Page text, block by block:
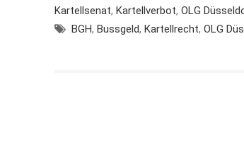
Kartellsenat, Kartellverbot, OLG
BGH, Bussgeld, Kartellrecht, OLG